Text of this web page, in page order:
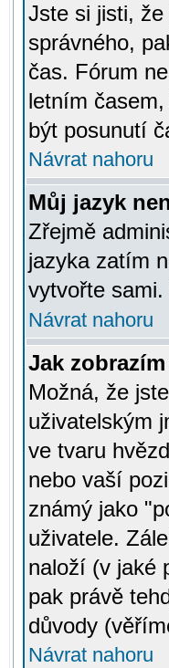
Jste si jisti,
správného,
čas. Fórum
letním
být posunutí
Návrat nahoru
Můj jazyk
Zřejmě
jazyka zatím
vytvořte
Návrat nahoru
Jak
Možná, že
uživatelským
ve tvaru
nebo vaší
známý jako
uživatele.
naloží (v jaké
pak právě
důvody
Návrat nahoru